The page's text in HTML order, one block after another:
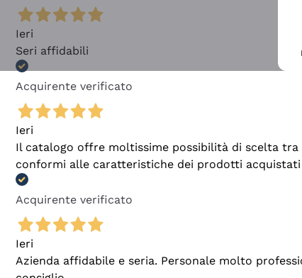
Ieri
Seri affidabili
Acquirente verificato
Ieri
Il catalogo offre moltissime possibilità di scelta
conformi alle caratteristiche dei prodotti acquistati
Acquirente verificato
Ieri
Azienda affidabile e seria. Personale molto